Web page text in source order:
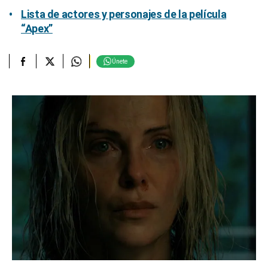
Lista de actores y personajes de la película
“Apex”
Únete